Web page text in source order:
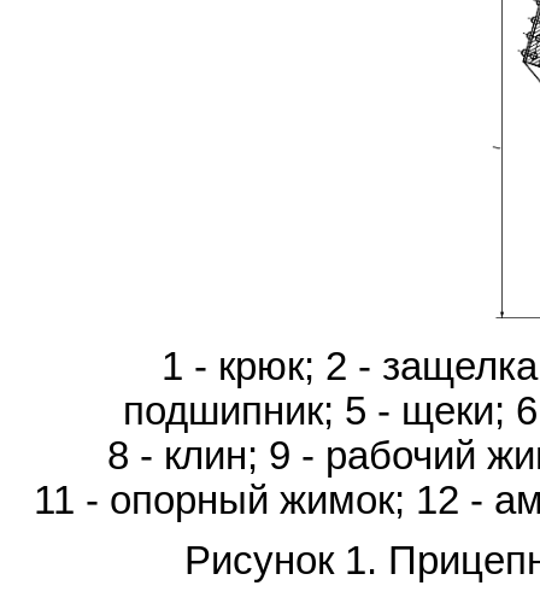
1 - крюк; 2 -
подшипник; 5 - щеки; 6
8 - клин; 9 - рабочий
11 - опорный жимок; 12 -
Рисунок 1.